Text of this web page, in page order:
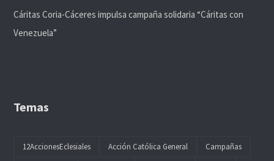
Cáritas Coria-Cáceres impulsa campaña solidaria “Cáritas con
Venezuela”
Temas
12AccionesEclesiales Acción Católica General
Campañas